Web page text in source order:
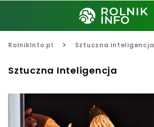
RolnikInfo.pl > Sztuczna inteligencja
Sztuczna Inteligencja